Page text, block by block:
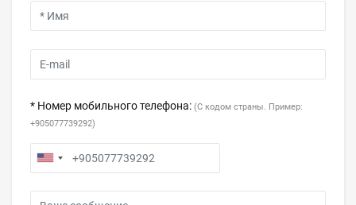
* Номер мобильного телефона: (С кодом страны. Пример:
+905077739292)